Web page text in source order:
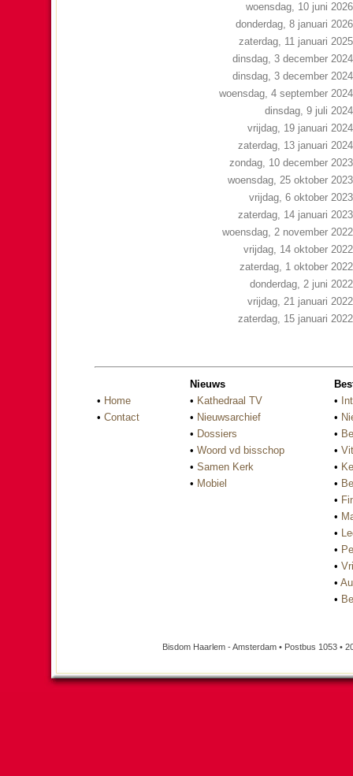
woensdag, 10 juni 2026
donderdag, 8 januari 2026
zaterdag, 11 januari 2025
dinsdag, 3 december 2024
dinsdag, 3 december 2024
woensdag, 4 september 2024
dinsdag, 9 juli 2024
vrijdag, 19 januari 2024
zaterdag, 13 januari 2024
zondag, 10 december 2023
woensdag, 25 oktober 2023
vrijdag, 6 oktober 2023
zaterdag, 14 januari 2023
woensdag, 2 november 2022
vrijdag, 14 oktober 2022
zaterdag, 1 oktober 2022
donderdag, 2 juni 2022
vrijdag, 21 januari 2022
zaterdag, 15 januari 2022
• Home
• Contact
Nieuws
• Kathedraal TV
• Nieuwsarchief
• Dossiers
• Woord vd bisschop
• Samen Kerk
• Mobiel
•
•
•
•
•
•
•
•
•
•
•
•
•
Bisdom Haarlem - Amsterdam • Postbus 1053 •